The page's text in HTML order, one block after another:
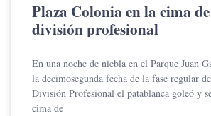
Plaza Colonia en la cima
división profesional
En una noche de niebla en el Parque Juan
la decimosegunda fecha de la fase regular
División Profesional el patablanca goleó y
cima de